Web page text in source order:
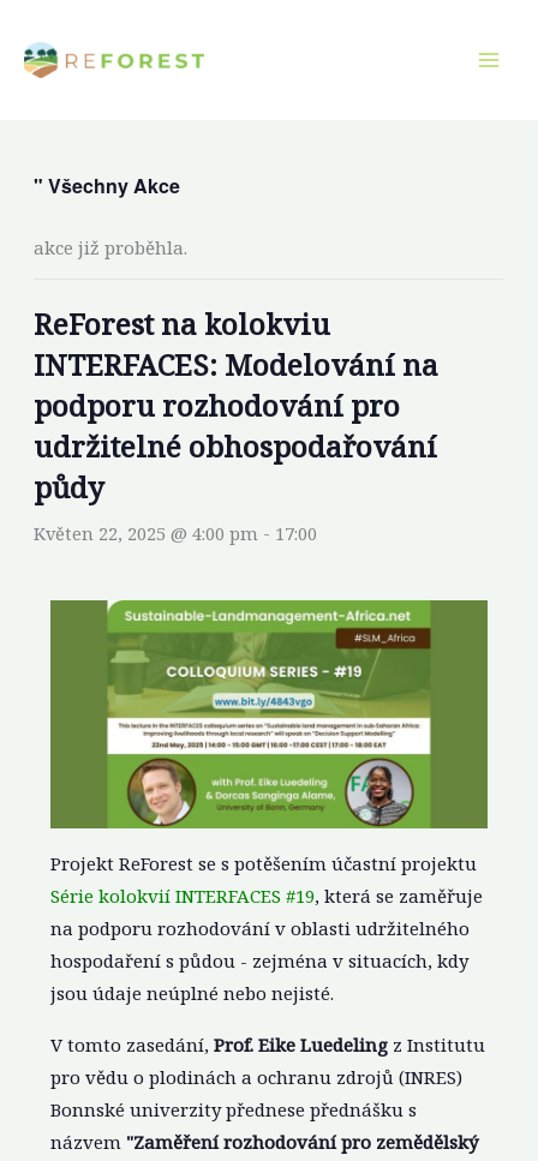
obsah
" Všechny Akce
akce již proběhla.
ReForest na kolokviu
INTERFACES: Modelování na
podporu rozhodování pro
udržitelné obhospodařování
půdy
Květen 22, 2025 @ 4:00 pm- 17:00
Projekt ReForest se s potěšením účastní projektu
Série kolokvií INTERFACES #19, která se zaměřuje
na podporu rozhodování v oblasti udržitelného
hospodaření s půdou - zejména v situacích, kdy
jsou údaje neúplné nebo nejisté.
V tomto zasedání,Prof. Eike Luedeling z Institutu
pro vědu o plodinách a ochranu zdrojů (INRES)
Bonnské univerzity přednese přednášku s
názvem "Zaměření rozhodování pro zemědělský